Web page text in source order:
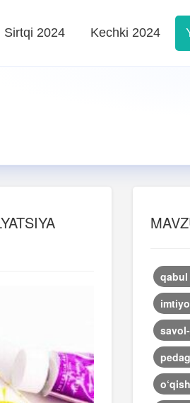
Sirtqi 2024 Kechki 2024
qabul